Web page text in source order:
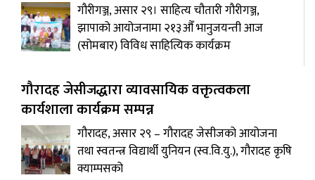
गौरीगञ्ज, असार २९। साहित्य चौतारी गौरीगञ्ज,
झापाको आयोजनामा २१३औँ भानुजयन्ती आज
(सोमबार) विविध साहित्यिक कार्यक्रम
गौरादह जेसीजद्धारा व्यावसायिक वक्तृत्वकला
कार्यशाला कार्यक्रम सम्पन्न
गौरादह, असार २९ – गौरादह जेसीजको आयोजना
तथा स्वतन्त्र विद्यार्थी युनियन (स्व.वि.यु.), गौरादह कृषि
क्याम्पसको